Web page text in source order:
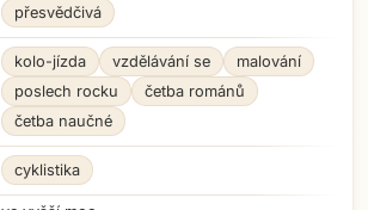
přesvědčivá
kolo-jízda vzdělávání se
malování
poslech rocku
četba románů
četba naučné
cyklistika